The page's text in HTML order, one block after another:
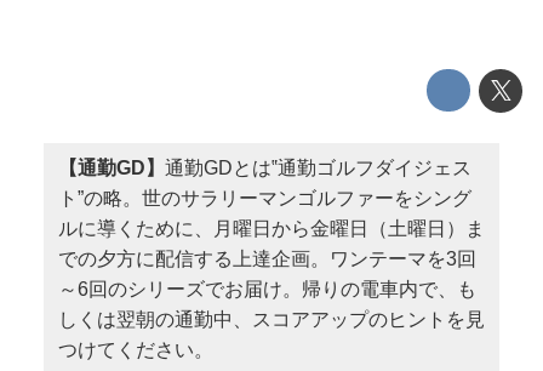
【通勤GD】 通勤GDとは‟通勤ゴルフダイジェス
ト”の略。世のサラリーマンゴルファーをシング
ルに導くために、月曜日から金曜日（土曜日）ま
での夕方に配信する上達企画。ワンテーマを3回
～6回のシリーズでお届け。帰りの電車内で、も
しくは翌朝の通勤中、スコアアップのヒントを見
つけてください。